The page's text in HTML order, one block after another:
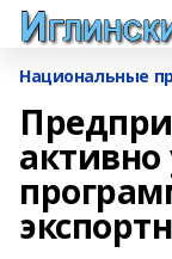
Национальные
активно